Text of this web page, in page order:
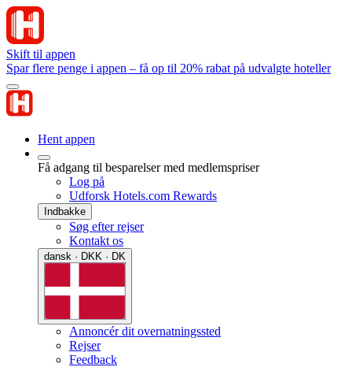
Skift til appen
Spar flere penge i appen – få op til 20% rabat på udvalgte hoteller
Hent appen
Få adgang til besparelser med medlemspriser
Log på
Udforsk Hotels.com Rewards
Indbakke
Søg efter rejser
Kontakt os
dansk · DKK · DK
Annoncér dit overnatningssted
Rejser
Feedback